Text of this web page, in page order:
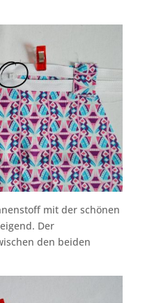
mit der schönen
Der
den beiden